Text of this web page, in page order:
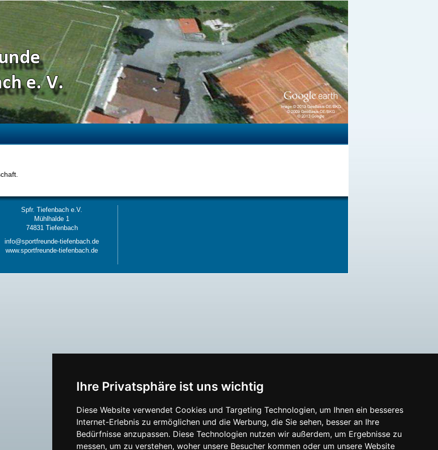
Ihre Privatsphäre ist uns wichtig
Diese Website verwendet Cookies und Targeting Technologien, um Ihnen ein besseres
Internet-Erlebnis zu ermöglichen und die Werbung, die Sie sehen, besser an Ihre
Bedürfnisse anzupassen. Diese Technologien nutzen wir außerdem, um Ergebnisse zu
messen, um zu verstehen, woher unsere Besucher kommen oder um unsere Website
Spfr. Tiefenbach e.V.
Mühlhalde 1
74831 Tiefenbach
info@sportfreunde-tiefenbach.de
www.sportfreunde-tiefenbach.de